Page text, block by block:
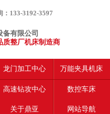
133-3192-3597
有限公司
质整厂机床制造商
龙门加工中心 万能夹具机床
高速钻攻中心 数控车床
关于鼎亚 网站导航